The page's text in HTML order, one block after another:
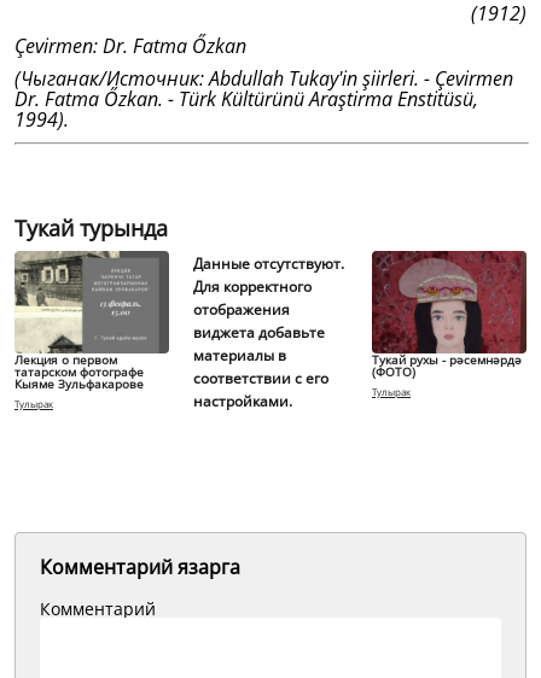
(1912)
Çevirmen: Dr. Fatma Őzkan
(Чыганак/Источник: Abdullah Tukay'in şiirleri. - Çevirmen
Dr. Fatma Őzkan. - Türk Kültürünü Araştirma Enstitüsü,
1994).
Тукай турында
Лекция о первом
татарском фотографе
Кыяме Зульфакарове
Тулырак
Данные отсутствуют.
Для корректного
отображения
виджета добавьте
материалы в
соответствии с его
настройками.
Тукай рухы - рәсемнәрдә
(ФОТО)
Тулырак
Комментарий язарга
Комментарий